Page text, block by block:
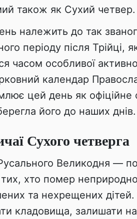
також як Сухий четвер.
належить до так
періоду після Трійці,
часом особливої
календар
цей день як офіційне
його до наших днів.
Сухого четверга
Великодня —
тих, хто помер
та нехрещених
кладовища, залишати